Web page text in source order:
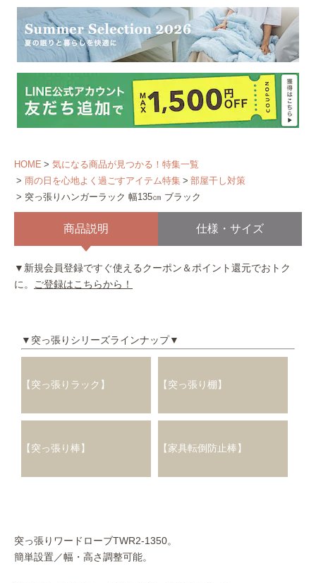
HOME
気になる商品が見つかる！特集一覧
雨の日を心地よく過ごすアイテム特集
部屋干し対策
突っ張りハンガーラック 幅135㎝ ブラック
商品説明 仕様・サイズ
▼新規会員登録ですぐ使えるクーポン＆ポイント還元でおトク
に。
ご登録はこちらから！
▼突っ張りシリーズラインナップ▼
【突っ張りラック】 【突っ張り棚】
【突っ張り棒】 【家具転倒防止棒】
突っ張りワードローブTWR2-1350。
簡単設置／幅・高さ調整可能。